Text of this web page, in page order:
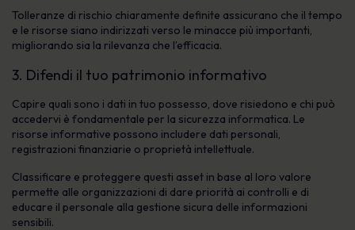
Tolleranze di rischio chiaramente definite assicurano che il tempo
e le risorse siano indirizzati verso le minacce più importanti,
migliorando sia la rilevanza che l’efficacia.
3. Difendi il tuo patrimonio informativo
Capire quali sono i dati in tuo possesso, dove risiedono e chi può
accedervi è fondamentale per la sicurezza informatica. Le
risorse informative possono includere dati personali,
registrazioni finanziarie o proprietà intellettuale.
Classificare e proteggere questi asset in base al loro valore
permette alle organizzazioni di dare priorità ai controlli e di
educare il personale alla gestione sicura delle informazioni
sensibili.